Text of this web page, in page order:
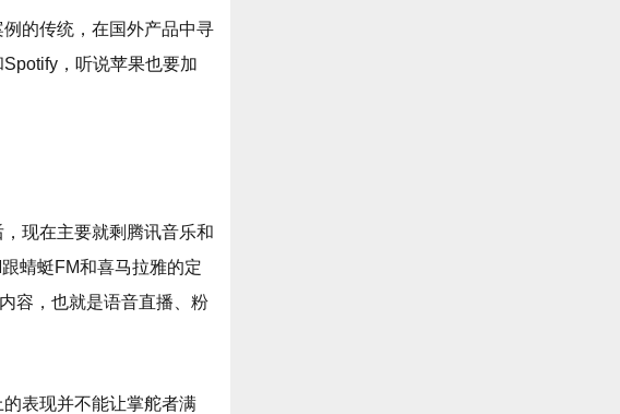
的传统，在国外产品中寻
，听说苹果也要加
现在主要就剩腾讯音乐和
蜻蜓FM和喜马拉雅的定
容，也就是语音直播、粉
表现并不能让掌舵者满